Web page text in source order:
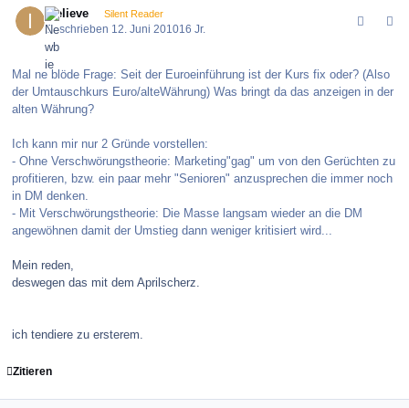
ibelieve Silent Reader
Geschrieben 12. Juni 201016 Jr.
Mal ne blöde Frage: Seit der Euroeinführung ist der Kurs fix oder? (Also
der Umtauschkurs Euro/alteWährung) Was bringt da das anzeigen in der
alten Währung?
Ich kann mir nur 2 Gründe vorstellen:
- Ohne Verschwörungstheorie: Marketing"gag" um von den Gerüchten zu
profitieren, bzw. ein paar mehr "Senioren" anzusprechen die immer noch
in DM denken.
- Mit Verschwörungstheorie: Die Masse langsam wieder an die DM
angewöhnen damit der Umstieg dann weniger kritisiert wird...
Mein reden,
deswegen das mit dem Aprilscherz.
ich tendiere zu ersterem.
Zitieren